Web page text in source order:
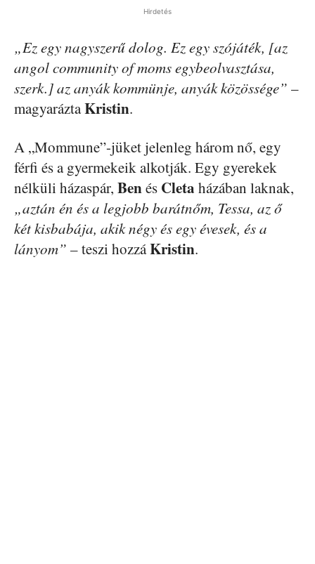
Hirdetés
„Ez egy nagyszerű dolog. Ez egy szójáték, [az
angol community of moms egybeolvasztása,
szerk.] az anyák kommünje, anyák közössége” –
magyaráztaKristin.
A „Mommune”-jüket jelenleg három nő, egy
férfi és a gyermekeik alkotják. Egy gyerekek
nélküli házaspár, Benés Cleta házában laknak,
„aztán én és a legjobb barátnőm, Tessa, az ő
két kisbabája, akik négy és egy évesek, és a
lányom” – teszi hozzáKristin.